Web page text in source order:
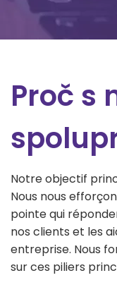
Proč s
Notre objectif
Nous nous
pointe qui
nos clients et les
entreprise. Nous
sur ces piliers